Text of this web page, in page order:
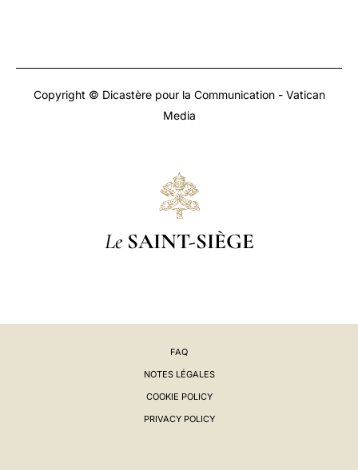
Copyright © Dicastère pour la Communication - Vatican
Media
Le SAINT-SIÈGE
FAQ
NOTES LÉGALES
COOKIE POLICY
PRIVACY POLICY